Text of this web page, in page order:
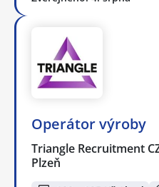
Operátor výroby
Triangle Recruitment
Plzeň